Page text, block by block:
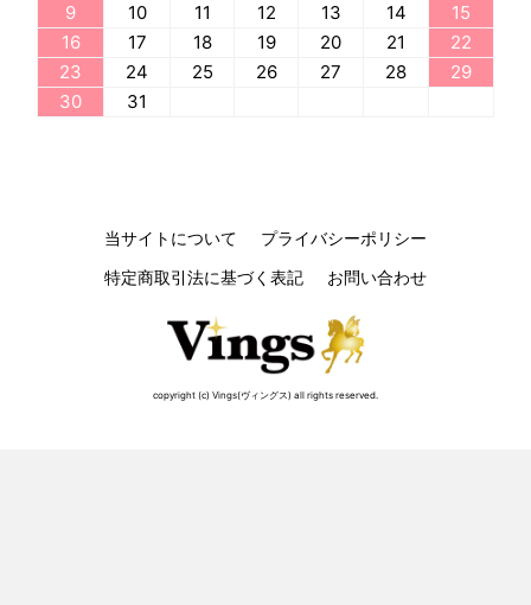
9
10 11 12 13 14
15
16
17 18 19 20 21
22
23
24 25 26 27 28
29
30
31
当サイトについて
プライバシーポリシー
特定商取引法に基づく表記
お問い合わせ
copyright (c) Vings(ヴィングス) all rights reserved.